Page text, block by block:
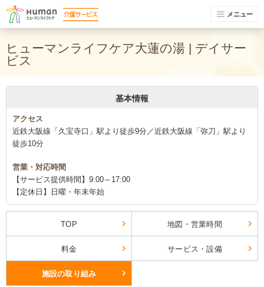
メニュー
ヒューマンライフケア大蓮の湯 | デイサー
ビス
基本情報
アクセス
近鉄大阪線「久宝寺口」駅より徒歩9分／近鉄大阪線「弥刀」駅より
徒歩10分
営業・対応時間
【サービス提供時間】9:00～17:00
【定休日】日曜・年末年始
TOP 地図・営業時間
料金 サービス・設備
施設の取り組み